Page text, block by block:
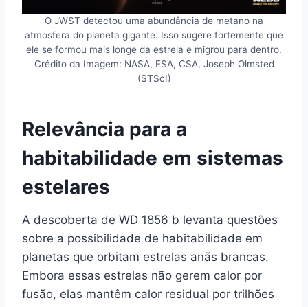
O JWST detectou uma abundância de metano na
atmosfera do planeta gigante. Isso sugere fortemente que
ele se formou mais longe da estrela e migrou para dentro.
Crédito da Imagem: NASA, ESA, CSA, Joseph Olmsted
(STScI)
Relevância para a
habitabilidade em sistemas
estelares
A descoberta de WD 1856 b levanta questões
sobre a possibilidade de habitabilidade em
planetas que orbitam estrelas anãs brancas.
Embora essas estrelas não gerem calor por
fusão, elas mantêm calor residual por trilhões